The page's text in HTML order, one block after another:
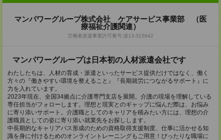
マンパワーグループ株式会社 ケアサービス事業部 （医
療福祉介護関連）
労働者派遣事業許可番号:派13-315642
マンパワーグループは日本初の人材派遣会社です
わたしたちは、人材の育成・派遣といったサービス提供だけではなく、働く
方々の『働きやすい環境を整えること』『長期就労につながるサポート』に
力を入れています。
2023年現在、全国34拠点に介護専門支店を展開。介護の現場を理解している
専任担当がフォローします。理想と現実とのギャップに悩んだ際は、お悩み
に寄り添いサポート。介護職としてのキャリアを積みたい方には、理想の介
護職員としての姿に寄り添い就業先をお探しします。
中長期的なキャリアパス形成のための資格取得支援制度、仕事に活かせる知
識を身に付けるためのオンライントレーニングもご用意！ぴったりな職場に